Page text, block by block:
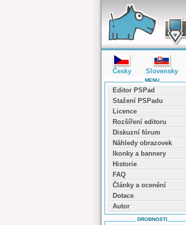
editor PSPad - freeware editor
MENU
Editor PSPad
Stažení PSPadu
Licence
Rozšíření editoru
Diskuzní fórum
Náhledy obrazovek
Ikonky a bannery
Historie
FAQ
Články a ocenění
Dotace
Autor
DROBNOSTI
Česky Slovensky